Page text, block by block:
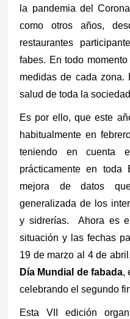
la pandemia del
como otros años,
restaurantes
fabes. En todo
medidas de cada zona.
salud de toda la
Es por ello, que este
habitualmente en
teniendo en cuenta
prácticamente en
mejora de datos
generalizada de los
y sidrerías. Ahora es
situación y las fechas
19 de marzo al 4 de
Día Mundial de fabada,
celebrando el segundo
Esta VII edición